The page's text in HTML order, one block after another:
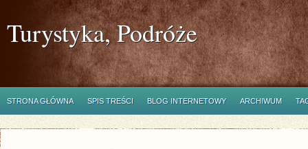
Turystyka, Podróże
STRONA GŁÓWNA SPIS TREŚCI BLOG INTERNETOWY ARCHIWUM